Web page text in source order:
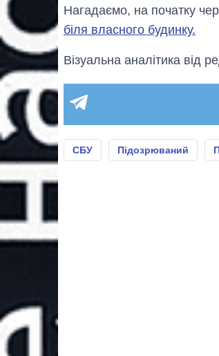
Нагадаємо, на початку
біля власного будинку.
Візуальна аналітика від
СБУ Підозрюваний